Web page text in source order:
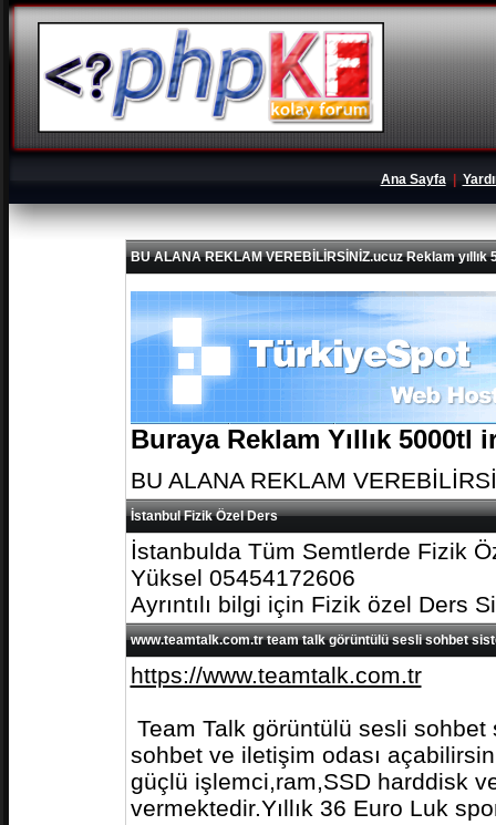
Ana Sayfa|
BU ALANA REKLAM VEREBİLİRSİNİZ.ucuz Reklam yıllık
Buraya Reklam Yıllık
BU ALANA REKLAM
İstanbul Fizik Özel Ders
İstanbulda Tüm Semtlerde Fizik
Yüksel 05454172606
Ayrıntılı bilgi için Fizik özel Ders
www.teamtalk.com.tr team talk görüntülü sesli sohbet
https://www.teamtalk.com.tr
Team Talk görüntülü sesli
sohbet ve iletişim odası
güçlü işlemci,ram,SSD harddisk
vermektedir.Yıllık 36 Euro Luk